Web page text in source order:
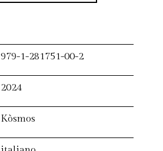
979-1-281751-00-2
2024
Kòsmos